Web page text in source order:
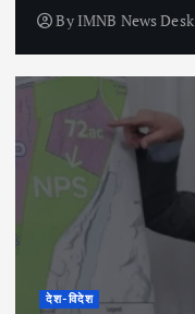
By IMNB News Desk
देश-विदेश